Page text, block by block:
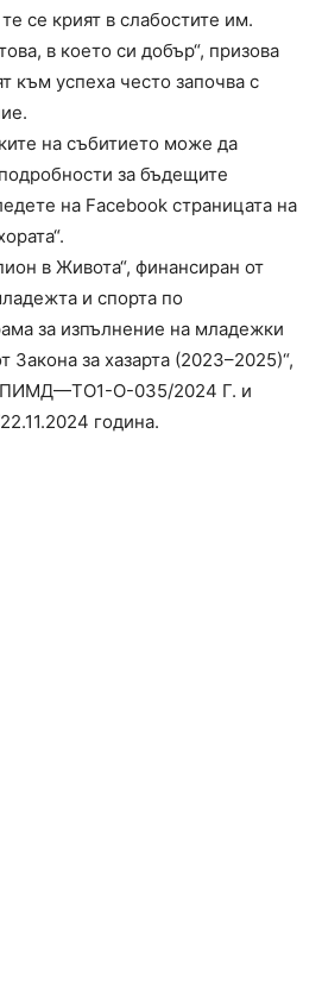
се крият в слабостите им.
в което си добър“, призова
към успеха често започва с
на събитието може да
за бъдещите
на Facebook страницата на
в Живота“, финансиран от
и спорта по
за изпълнение на младежки
Закона за хазарта (2023–2025)“,
О-035/2024 Г. и
година.